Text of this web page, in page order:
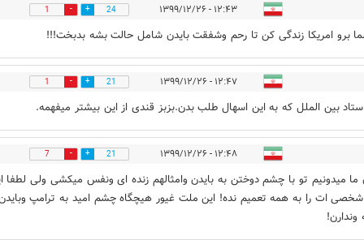
۱۲:۴۳ - ۱۳۹۹/۱۲/۲۶ 24
1
برو امریکا زندگی کن تا رحم وشفقت بایدن شامل حالت بشه بدبخت!!!
۱۲:۴۷ - ۱۳۹۹/۱۲/۲۶ 21
1
بین الملل که به این اسهال طلب بدن.بزبز قندی از این بیشتر میفهمه.
۱۲:۴۸ - ۱۳۹۹/۱۲/۲۶ 21
7
ما میدونیم تو با چشم دوختن به بایدن وامثالهم زنده ای ونفس میکشی ولی لطفا
ات را به همه تعمیم نده! این ملت غیور هیچگاه چشم امید به ترامپ
وندارن!